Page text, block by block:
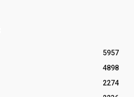
5957
4898
2274